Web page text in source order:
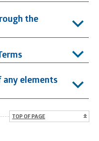
the
elements
TOP OF PAGE